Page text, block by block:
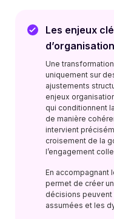
Les enjeux
Une
uniquement sur
ajustements
enjeux
qui conditionnent
de manière
intervient
croisement de la
l’engagement
En accompagnant
permet de créer
décisions
assumées et les